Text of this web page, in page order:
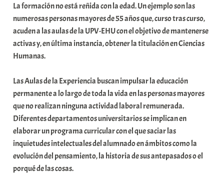
a
r
E
r
o
x
a
K
o
m
u
n
La formación no está reñida con la edad. Un ejemplo son las
numerosas personas mayores de 55 años que, curso tras curso,
acuden a las aulas de la UPV-EHU con el objetivo de mantenerse
activas y, en última instancia, obtener la titulación en Ciencias
Humanas.
Las Aulas de la Experiencia buscan impulsar la educación
permanente a lo largo de toda la vida en las personas mayores
que no realizan ninguna actividad laboral remunerada.
Diferentes departamentos universitarios se implican en
elaborar un programa curricular con el que saciar las
inquietudes intelectuales del alumnado en ámbitos como la
evolución del pensamiento, la historia de sus antepasados o el
porqué de las cosas.